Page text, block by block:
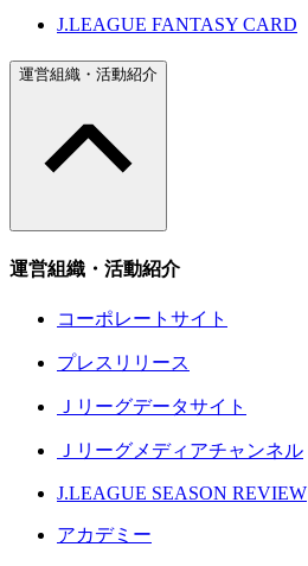
J.LEAGUE FANTASY CARD
運営組織・活動紹介
運営組織・活動紹介
コーポレートサイト
プレスリリース
Ｊリーグデータサイト
Ｊリーグメディアチャンネル
J.LEAGUE SEASON REVIEW
アカデミー